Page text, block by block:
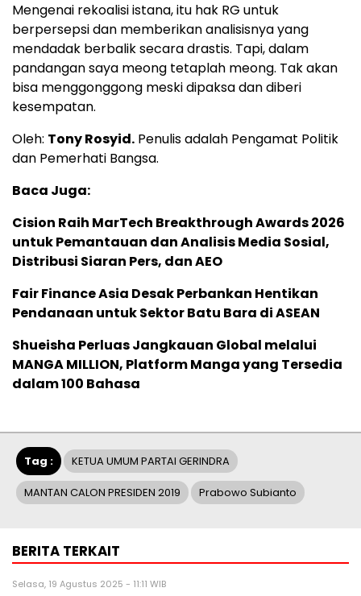
Mengenai rekoalisi istana, itu hak RG untuk
berpersepsi dan memberikan analisisnya yang
mendadak berbalik secara drastis. Tapi, dalam
pandangan saya meong tetaplah meong. Tak akan
bisa menggonggong meski dipaksa dan diberi
kesempatan.
Oleh: Tony Rosyid. Penulis adalah Pengamat Politik
dan Pemerhati Bangsa.
Baca Juga:
Cision Raih MarTech Breakthrough Awards 2026
untuk Pemantauan dan Analisis Media Sosial,
Distribusi Siaran Pers, dan AEO
Fair Finance Asia Desak Perbankan Hentikan
Pendanaan untuk Sektor Batu Bara di ASEAN
Shueisha Perluas Jangkauan Global melalui
MANGA MILLION, Platform Manga yang Tersedia
dalam 100 Bahasa
Tag : KETUA UMUM PARTAI GERINDRA
MANTAN CALON PRESIDEN 2019 Prabowo Subianto
BERITA TERKAIT
Selasa, 19 Agustus 2025 - 11:11 WIB